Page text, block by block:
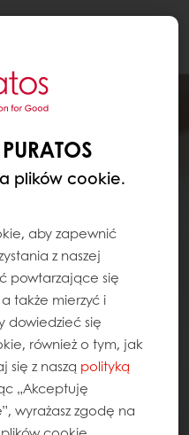
plików cookie.
aby zapewnić
z naszej
powtarzające się
także mierzyć i
dowiedzieć się
również o tym, jak
się z naszą polityką
„Akceptuję
wyrażasz zgodę na